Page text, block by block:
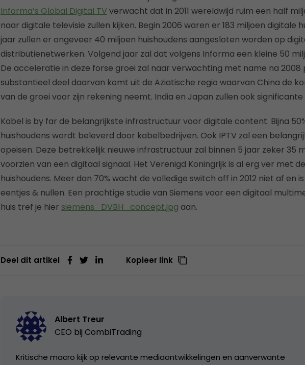
Informa’s Global Digital TV verwacht dat in 2011 wereldwijd ruim een half
naar digitale televisie zullen kijken. Begin 2006 waren er 183 miljoen digitale
jaar zullen er ongeveer 40 miljoen huishoudens aangesloten worden op
distributienetwerken. Volgend jaar zal dat volgens Informa een kleine 50
De acceleratie in deze forse groei zal naar verwachting met name na 2008
substantieel deel daarvan komt uit de Aziatische regio waarvan China de
van de groei voor zijn rekening neemt. India en Japan zullen ook
Kabel is by far de belangrijkste infrastructuur voor digitale content. Bijna
huishoudens wordt beleverd door kabelbedrijven. Ook IPTV zal een
opeisen. Deze betrekkelijk nieuwe infrastructuur zal binnen 5 jaar zeker 35
voorzien van een digitaal signaal. Het Verenigd Koningrijk is al erg ver met
huishoudens. Meer dan 70% wacht de volledige switch off in 2012 niet af en
eentjes & nullen. Een prachtige studie van Siemens voor een digitaal
huis tref je hier siemens_DVBH_concept.jpg aan.
Deel dit artikel Kopieer link
Albert Treur
CEO bij CombiTrading
Kritische macro kijk op relevante mediaontwikkelingen en aanverwante